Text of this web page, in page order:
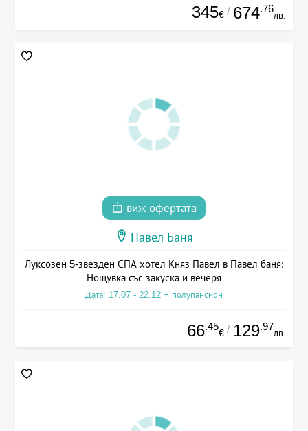
345€ / 674.76
лв.
виж офертата
Павел Баня
Луксозен 5-звезден СПА хотел Княз Павел в Павел баня:
Нощувка със закуска и вечеря
Дата: 17.07 - 22.12 + полупансион
66.45
€ / 129.97
лв.